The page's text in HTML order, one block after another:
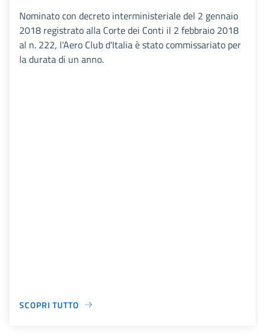
Nominato con decreto interministeriale del 2 gennaio
2018 registrato alla Corte dei Conti il 2 febbraio 2018
al n. 222, l'Aero Club d'Italia è stato commissariato per
la durata di un anno.
SCOPRI TUTTO